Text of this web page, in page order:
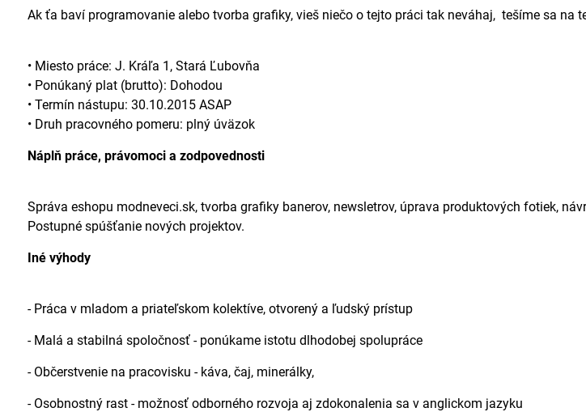
Ak ťa baví programovanie alebo tvorba grafiky, vieš niečo o tejto práci tak neváhaj, tešíme sa na
• Miesto práce: J. Kráľa 1, Stará Ľubovňa
• Ponúkaný plat (brutto): Dohodou
• Termín nástupu: 30.10.2015 ASAP
• Druh pracovného pomeru: plný úväzok
Náplň práce, právomoci a zodpovednosti
Správa eshopu modneveci.sk, tvorba grafiky banerov, newsletrov, úprava produktových fotiek,
Postupné spúšťanie nových projektov.
Iné výhody
- Práca v mladom a priateľskom kolektíve, otvorený a ľudský prístup
- Malá a stabilná spoločnosť - ponúkame istotu dlhodobej spolupráce
- Občerstvenie na pracovisku - káva, čaj, minerálky,
- Osobnostný rast - možnosť odborného rozvoja aj zdokonalenia sa v anglickom jazyku